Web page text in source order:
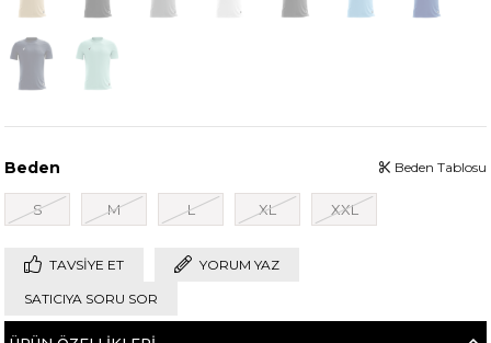
Beden
S M L XL XXL
Beden Tablosu
TAVSIYE ET YORUM YAZ
SATICIYA SORU SOR